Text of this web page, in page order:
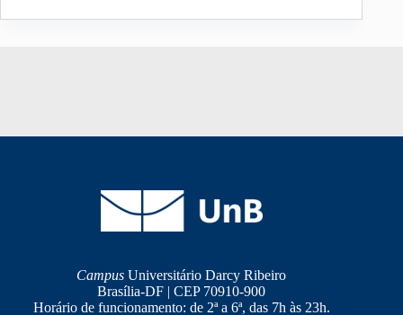
Campus Universitário Darcy Ribeiro
Brasília-DF | CEP 70910-900
Horário de funcionamento: de 2ª a 6ª, das 7h às 23h.